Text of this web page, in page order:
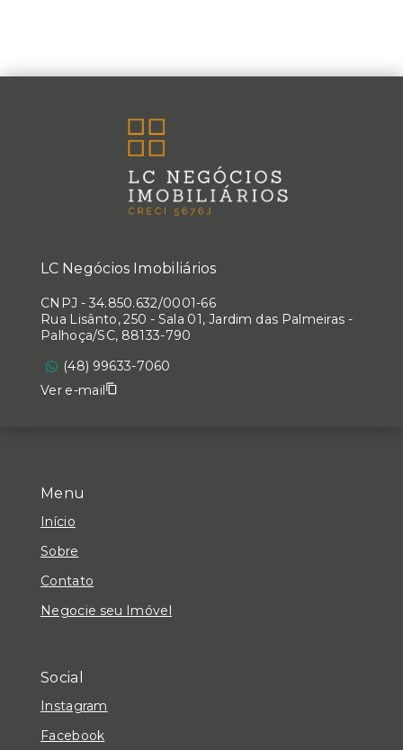
Menu
Início
Sobre
Contato
Negocie seu Imóvel
Social
Instagram
Facebook
LC Negócios Imobiliários
CNPJ - 34.850.632/0001-66
Rua Lisânto, 250 - Sala 01, Jardim das Palmeiras -
Palhoça/SC, 88133-790
(48) 99633-7060
Ver e-mail